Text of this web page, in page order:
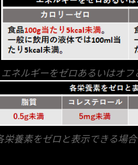
エネルギーをゼロあるいはオ
栄養素をゼロと表示できる場合